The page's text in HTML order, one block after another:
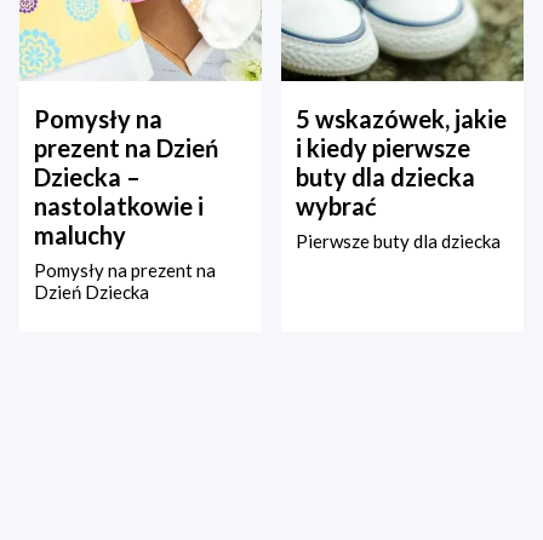
Pomysły na
prezent na Dzień
Dziecka –
nastolatkowie i
maluchy
Pomysły na prezent na
Dzień Dziecka
5 wskazówek, jakie
i kiedy pierwsze
buty dla dziecka
wybrać
Pierwsze buty dla dziecka